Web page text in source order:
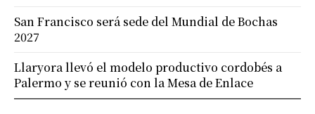
San Francisco será sede del Mundial de Bochas
2027
Llaryora llevó el modelo productivo cordobés a
Palermo y se reunió con la Mesa de Enlace